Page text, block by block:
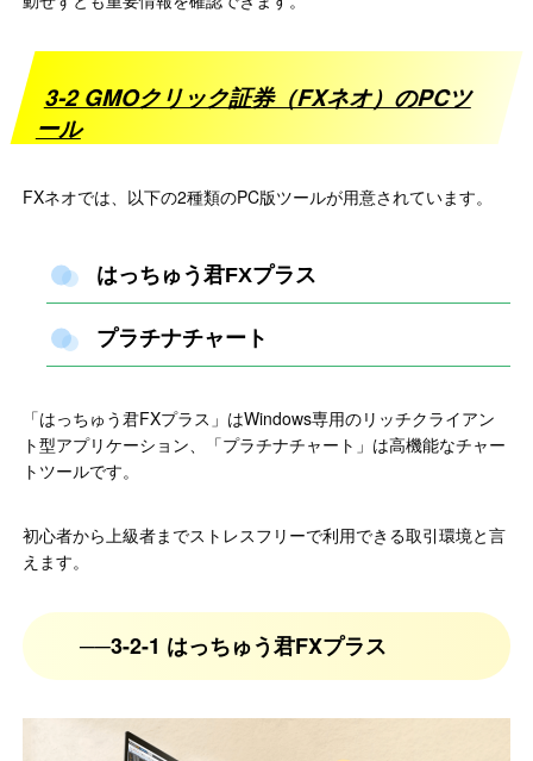
3-2 GMOクリック証券（FXネオ）のPCツ
ール
FXネオでは、以下の2種類のPC版ツールが用意されています。
はっちゅう君FXプラス
プラチナチャート
「はっちゅう君FXプラス」はWindows専用のリッチクライアン
ト型アプリケーション、「プラチナチャート」は高機能なチャー
トツールです。
初心者から上級者までストレスフリーで利用できる取引環境と言
えます。
3-2-1 はっちゅう君FXプラス